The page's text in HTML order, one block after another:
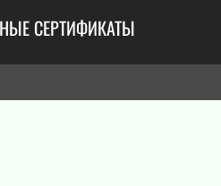
СЕРТИФИКАТЫ